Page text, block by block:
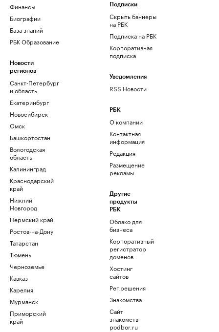
Финансы
Биографии
База знаний
РБК Образование
Новости
регионов
Санкт-Петербург
и область
Екатеринбург
Новосибирск
Омск
Башкортостан
Вологодская
область
Калининград
Краснодарский
край
Нижний
Новгород
Пермский край
Ростов-на-Дону
Татарстан
Тюмень
Черноземье
Кавказ
Карелия
Мурманск
Приморский
край
Подписки
Скрыть баннеры
на РБК
Подписка на РБК
Корпоративная
подписка
Уведомления
RSS Новости
РБК
О компании
Контактная
информация
Редакция
Размещение
рекламы
Другие
продукты
РБК
Облако для
бизнеса
Корпоративный
регистратор
доменов
Хостинг
сайтов
Рег.решения
Знакомства
Сайт
знакомств
podbor.ru